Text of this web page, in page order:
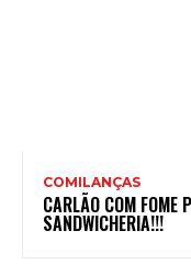
COMILANÇAS
CARLÃO COM FOME
SANDWICHERIA!!!